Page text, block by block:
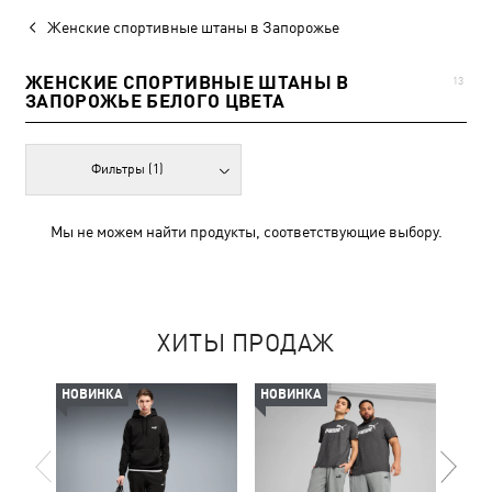
Женские спортивные штаны в Запорожье
ЖЕНСКИЕ СПОРТИВНЫЕ ШТАНЫ В
ЗАПОРОЖЬЕ БЕЛОГО ЦВЕТА
13
Фильтры (1)
Мы не можем найти продукты, соответствующие выбору.
ХИТЫ ПРОДАЖ
НОВИНКА НОВИНКА